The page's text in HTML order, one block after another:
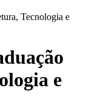
Tecnologia e
e